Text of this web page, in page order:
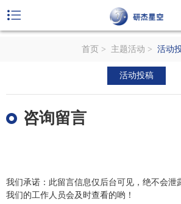
首页 > 主题活动 > 活动
活动投稿
咨询留言
我们承诺：此留言信息仅后台可见，绝不会泄
我们的工作人员会及时查看的哟！